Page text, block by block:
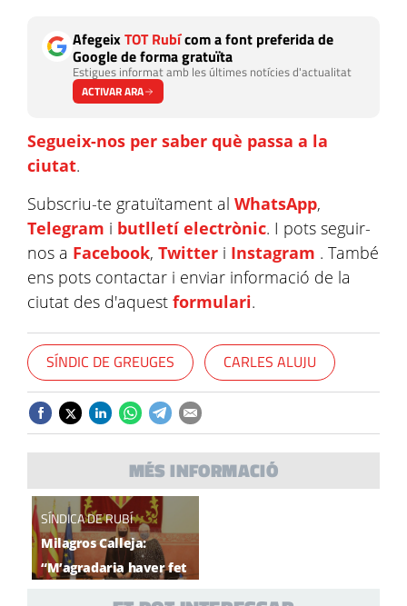
AfegeixTOT Rubícom a font preferida de
Google de forma gratuïta
Estigues informat amb les últimes notícies d'actualitat
ACTIVAR ARA
Segueix-nos per saber què passa a la
ciutat.
Subscriu-te gratuïtament al WhatsApp,
Telegram i butlletí electrònic. I pots seguir-
nos a Facebook, Twitter i Instagram . També
ens pots contactar i enviar informació de la
ciutat des d'aquest formulari.
SÍNDIC DE GREUGES CARLES ALUJU
MÉS INFORMACIÓ
SÍNDICA DE RUBÍ
Milagros Calleja:
“M’agradaria haver fet